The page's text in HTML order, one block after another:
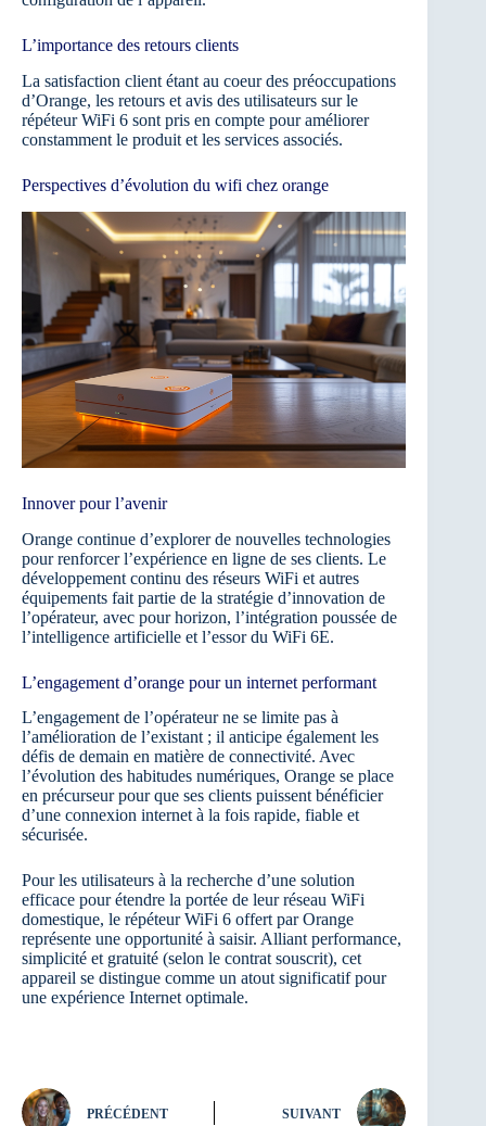
L’importance des retours clients
La satisfaction client étant au coeur des préoccupations
d’Orange, les retours et avis des utilisateurs sur le
répéteur WiFi 6 sont pris en compte pour améliorer
constamment le produit et les services associés.
Perspectives d’évolution du wifi chez orange
Innover pour l’avenir
Orange continue d’explorer de nouvelles technologies
pour renforcer l’expérience en ligne de ses clients. Le
développement continu des réseurs WiFi et autres
équipements fait partie de la stratégie d’innovation de
l’opérateur, avec pour horizon, l’intégration poussée de
l’intelligence artificielle et l’essor du WiFi 6E.
L’engagement d’orange pour un internet performant
L’engagement de l’opérateur ne se limite pas à
l’amélioration de l’existant ; il anticipe également les
défis de demain en matière de connectivité. Avec
l’évolution des habitudes numériques, Orange se place
en précurseur pour que ses clients puissent bénéficier
d’une connexion internet à la fois rapide, fiable et
sécurisée.
Pour les utilisateurs à la recherche d’une solution
efficace pour étendre la portée de leur réseau WiFi
domestique, le répéteur WiFi 6 offert par Orange
représente une opportunité à saisir. Alliant performance,
simplicité et gratuité (selon le contrat souscrit), cet
appareil se distingue comme un atout significatif pour
une expérience Internet optimale.
PRÉCÉDENT SUIVANT